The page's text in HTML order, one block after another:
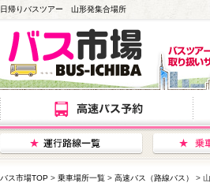
日帰りバスツアー 山形発集合場所
バス市場TOP > 乗車場所一覧 > 高速バス（路線バス） >